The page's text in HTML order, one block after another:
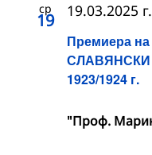
ср
19
Премиера
СЛАВЯНСКИ
1923/1924 г.
19.03.2025
"Проф.